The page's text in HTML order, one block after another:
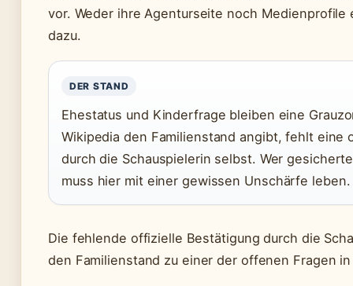
vor. Weder ihre Agenturseite noch Medienprofile
dazu.
DER STAND
Ehestatus und Kinderfrage bleiben eine
Wikipedia den Familienstand angibt, fehlt eine
durch die Schauspielerin selbst. Wer
muss hier mit einer gewissen Unschärfe leben.
Die fehlende offizielle Bestätigung durch die
den Familienstand zu einer der offenen Fragen